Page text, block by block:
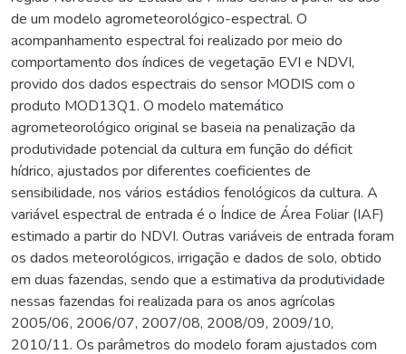
de um modelo agrometeorológico-espectral. O
acompanhamento espectral foi realizado por meio do
comportamento dos índices de vegetação EVI e NDVI,
provido dos dados espectrais do sensor MODIS com o
produto MOD13Q1. O modelo matemático
agrometeorológico original se baseia na penalização da
produtividade potencial da cultura em função do déficit
hídrico, ajustados por diferentes coeficientes de
sensibilidade, nos vários estádios fenológicos da cultura. A
variável espectral de entrada é o Índice de Área Foliar (IAF)
estimado a partir do NDVI. Outras variáveis de entrada foram
os dados meteorológicos, irrigação e dados de solo, obtido
em duas fazendas, sendo que a estimativa da produtividade
nessas fazendas foi realizada para os anos agrícolas
2005/06, 2006/07, 2007/08, 2008/09, 2009/10,
2010/11. Os parâmetros do modelo foram ajustados com